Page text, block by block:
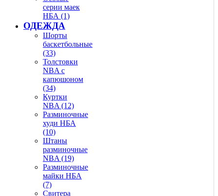
серии маек
НБА (1)
ОДЕЖДА
Шорты
баскетбольные
(33)
Толстовки
NBA с
капюшоном
(34)
Куртки
NBA (12)
Разминочные
худи НБА
(10)
Штаны
разминочные
NBA (19)
Разминочные
майки НБА
(7)
Свитера